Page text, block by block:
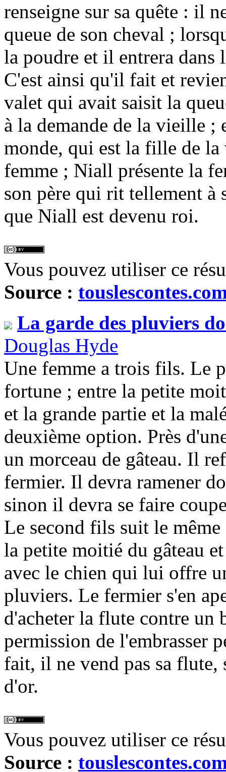
renseigne sur sa quête : il
queue de son cheval ;
la poudre et il entrera
C'est ainsi qu'il fait et
valet qui avait saisit la
à la demande de la vieille ;
monde, qui est la fille de
femme ; Niall présente la
son père qui rit tellement à
que Niall est devenu roi.
Vous pouvez utiliser ce
Source :
La garde des pluviers
Douglas Hyde
Une femme a trois fils. Le
fortune ; entre la petite
et la grande partie et la
deuxième option. Près
un morceau de gâteau. Il
fermier. Il devra ramener
sinon il devra se faire
Le second fils suit le
la petite moitié du gâteau
avec le chien qui lui offre
pluviers. Le fermier s'en
d'acheter la flute contre un
permission de l'embrasser
fait, il ne vend pas sa flute,
d'or.
Vous pouvez utiliser ce
Source :